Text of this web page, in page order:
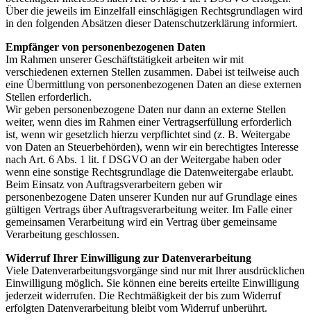
Über die jeweils im Einzelfall einschlägigen Rechtsgrundlagen wird
in den folgenden Absätzen dieser Datenschutzerklärung informiert.
Empfänger von personenbezogenen Daten
Im Rahmen unserer Geschäftstätigkeit arbeiten wir mit
verschiedenen externen Stellen zusammen. Dabei ist teilweise auch
eine Übermittlung von personenbezogenen Daten an diese externen
Stellen erforderlich.
Wir geben personenbezogene Daten nur dann an externe Stellen
weiter, wenn dies im Rahmen einer Vertragserfüllung erforderlich
ist, wenn wir gesetzlich hierzu verpflichtet sind (z. B. Weitergabe
von Daten an Steuerbehörden), wenn wir ein berechtigtes Interesse
nach Art. 6 Abs. 1 lit. f DSGVO an der Weitergabe haben oder
wenn eine sonstige Rechtsgrundlage die Datenweitergabe erlaubt.
Beim Einsatz von Auftragsverarbeitern geben wir
personenbezogene Daten unserer Kunden nur auf Grundlage eines
gültigen Vertrags über Auftragsverarbeitung weiter. Im Falle einer
gemeinsamen Verarbeitung wird ein Vertrag über gemeinsame
Verarbeitung geschlossen.
Widerruf Ihrer Einwilligung zur Datenverarbeitung
Viele Datenverarbeitungsvorgänge sind nur mit Ihrer ausdrücklichen
Einwilligung möglich. Sie können eine bereits erteilte Einwilligung
jederzeit widerrufen. Die Rechtmäßigkeit der bis zum Widerruf
erfolgten Datenverarbeitung bleibt vom Widerruf unberührt.